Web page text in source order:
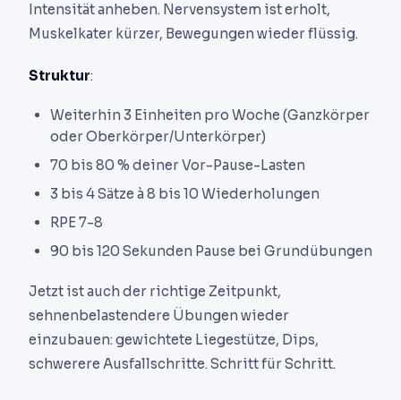
Intensität anheben. Nervensystem ist erholt,
Muskelkater kürzer, Bewegungen wieder flüssig.
Struktur:
Weiterhin 3 Einheiten pro Woche (Ganzkörper
oder Oberkörper/Unterkörper)
70 bis 80 % deiner Vor-Pause-Lasten
3 bis 4 Sätze à 8 bis 10 Wiederholungen
RPE 7-8
90 bis 120 Sekunden Pause bei Grundübungen
Jetzt ist auch der richtige Zeitpunkt,
sehnenbelastendere Übungen wieder
einzubauen: gewichtete Liegestütze, Dips,
schwerere Ausfallschritte. Schritt für Schritt.